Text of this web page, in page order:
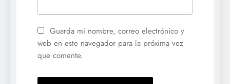
Guarda mi nombre, correo electrónico y
web en este navegador para la próxima vez
que comente.